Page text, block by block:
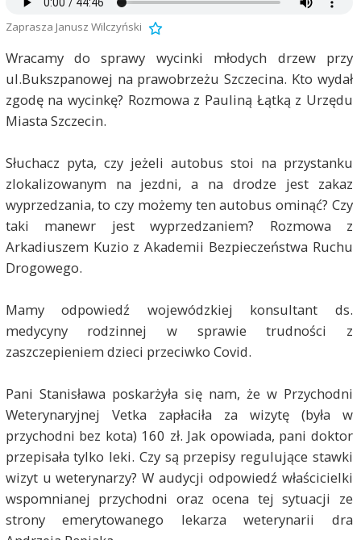
Zaprasza Janusz Wilczyński
Wracamy do sprawy wycinki młodych drzew przy
ul.Bukszpanowej na prawobrzeżu Szczecina. Kto wydał
zgodę na wycinkę? Rozmowa z Pauliną Łątką z Urzędu
Miasta Szczecin.
Słuchacz pyta, czy jeżeli autobus stoi na przystanku
zlokalizowanym na jezdni, a na drodze jest zakaz
wyprzedzania, to czy możemy ten autobus ominąć? Czy
taki manewr jest wyprzedzaniem? Rozmowa z
Arkadiuszem Kuzio z Akademii Bezpieczeństwa Ruchu
Drogowego.
Mamy odpowiedź wojewódzkiej konsultant ds.
medycyny rodzinnej w sprawie trudności z
zaszczepieniem dzieci przeciwko Covid.
Pani Stanisława poskarżyła się nam, że w Przychodni
Weterynaryjnej Vetka zapłaciła za wizytę (była w
przychodni bez kota) 160 zł. Jak opowiada, pani doktor
przepisała tylko leki. Czy są przepisy regulujące stawki
wizyt u weterynarzy? W audycji odpowiedź właścicielki
wspomnianej przychodni oraz ocena tej sytuacji ze
strony emerytowanego lekarza weterynarii dra